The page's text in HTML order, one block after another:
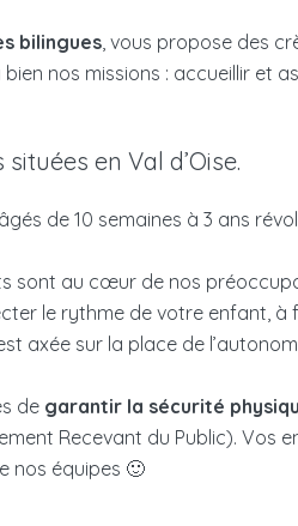
bilingues , vous propose des
nos missions : accueillir et
en Val d’Oise.
de 10 semaines à 3 ans
sont au cœur de nos
le rythme de votre enfant,
axée sur la place de
de garantir la sécurité
Recevant du Public).
nos équipes 🙂